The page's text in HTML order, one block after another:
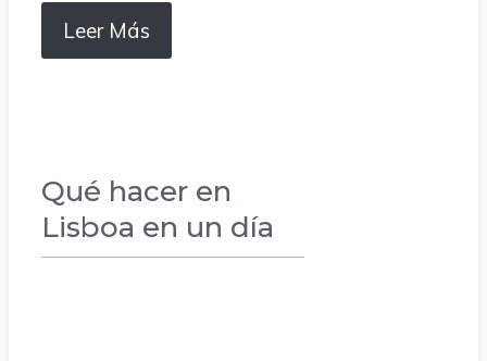
Leer Más
Qué hacer en
Lisboa en un día